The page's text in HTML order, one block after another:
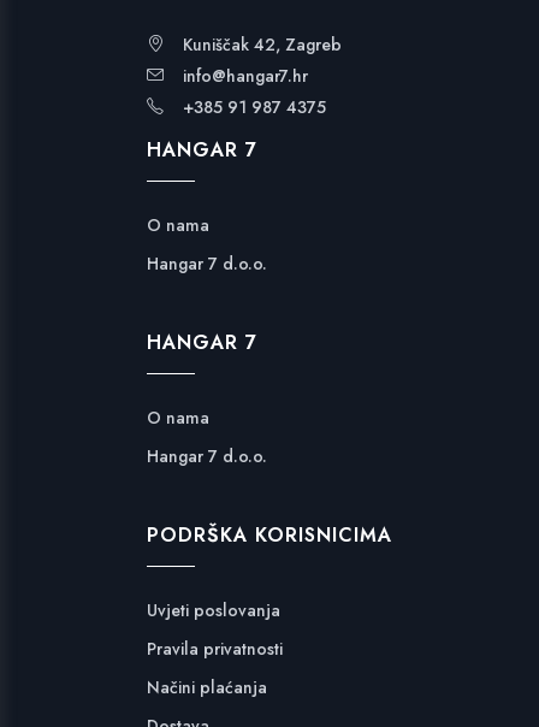
Kuniščak 42, Zagreb
info@hangar7.hr
+385 91 987 4375
HANGAR 7
O nama
Hangar 7 d.o.o.
HANGAR 7
O nama
Hangar 7 d.o.o.
PODRŠKA KORISNICIMA
Uvjeti poslovanja
Pravila privatnosti
Načini plaćanja